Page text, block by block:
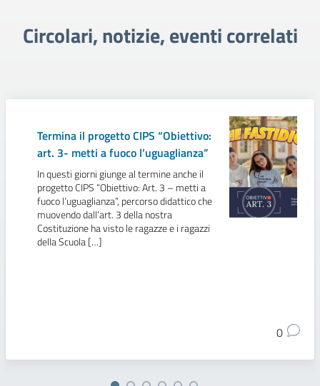
Circolari, notizie, eventi correlati
Termina il progetto CIPS “Obiettivo:
art. 3- metti a fuoco l’uguaglianza”
In questi giorni giunge al termine anche il
progetto CIPS “Obiettivo: Art. 3 – metti a
fuoco l’uguaglianza”, percorso didattico che
muovendo dall’art. 3 della nostra
Costituzione ha visto le ragazze e i ragazzi
della Scuola […]
0